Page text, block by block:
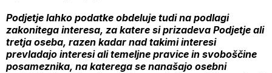
Podjetje lahko podatke obdeluje tudi na podlagi
zakonitega interesa, za katere si prizadeva Podjetje ali
tretja oseba, razen kadar nad takimi interesi
prevladajo interesi ali temeljne pravice in svoboščine
posameznika, na katerega se nanašajo osebni